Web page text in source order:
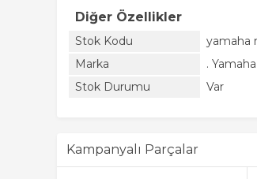
Diğer Özellikler
Stok Kodu
yamaha
Marka
.
Stok Durumu
Var
Kampanyalı Parçalar